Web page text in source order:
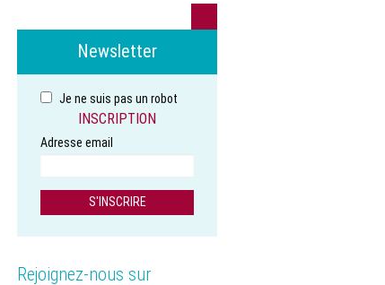
Newsletter
Je ne suis pas un robot
INSCRIPTION
Adresse email
Rejoignez-nous sur